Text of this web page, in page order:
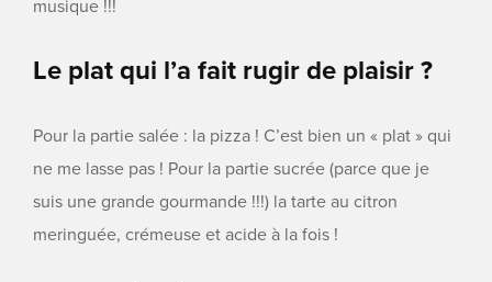
musique !!!
Le plat qui l’a fait rugir de plaisir ?
Pour la partie salée : la pizza ! C’est bien un « plat » qui
ne me lasse pas ! Pour la partie sucrée (parce que je
suis une grande gourmande !!!) la tarte au citron
meringuée, crémeuse et acide à la fois !